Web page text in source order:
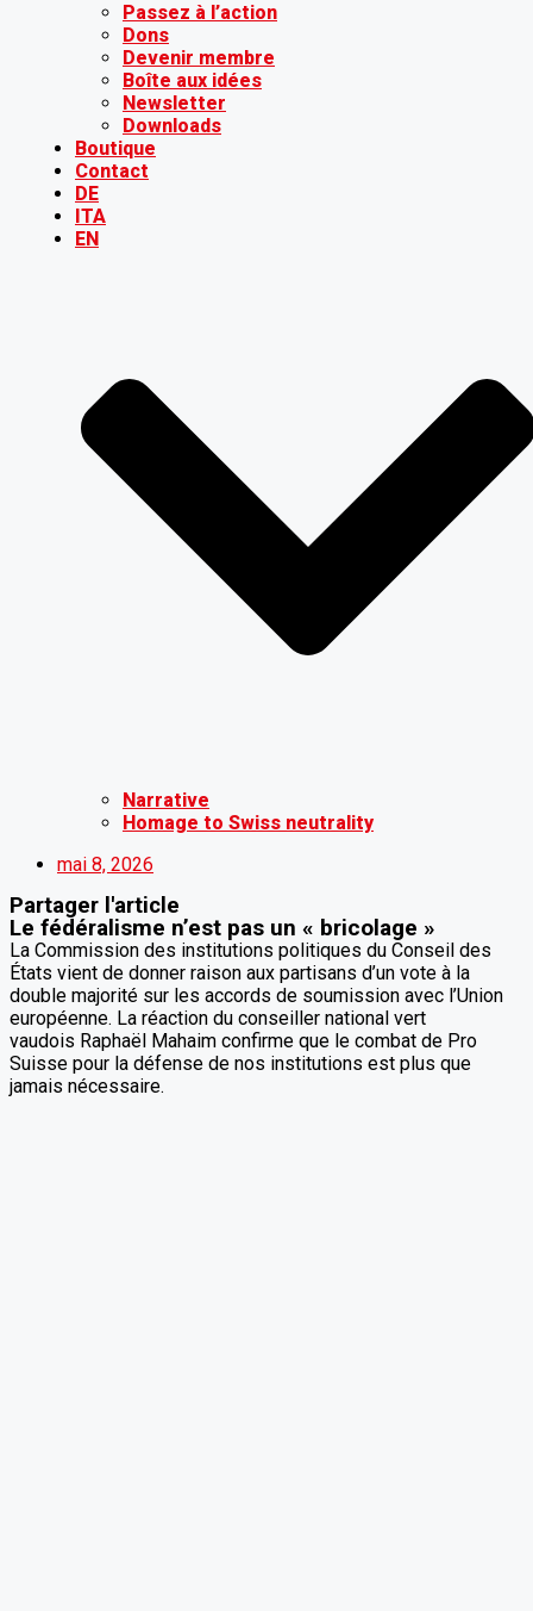
Passez à l’action
Dons
Devenir membre
Boîte aux idées
Newsletter
Downloads
Boutique
Contact
DE
ITA
EN
Narrative
Homage to Swiss neutrality
mai 8, 2026
Partager l'article
Le fédéralisme n’est pas un « bricolage »
La Commission des institutions politiques du Conseil des
États vient de donner raison aux partisans d’un vote à la
double majorité sur les accords de soumission avec l’Union
européenne. La réaction du conseiller national vert
vaudois Raphaël Mahaim confirme que le combat de Pro
Suisse pour la défense de nos institutions est plus que
jamais nécessaire.